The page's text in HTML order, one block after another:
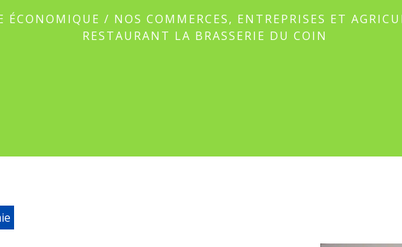
ÉCONOMIQUE / NOS COMMERCES, ENTREPRISES ET
RESTAURANT LA BRASSERIE DU COIN